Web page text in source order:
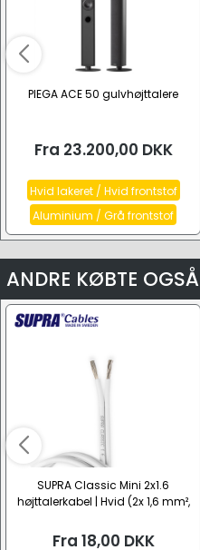
PIEGA ACE 50 gulvhøjttalere
Fra 23.200,00 DKK
Hvid lakeret / Hvid frontstof
Aluminium / Grå frontstof
ANDRE KØBTE OGSÅ
SUPRA Classic Mini 2x1.6
højttalerkabel | Hvid (2x 1,6 mm²,
Fra 18,00 DKK